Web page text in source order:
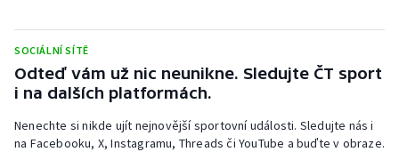
SOCIÁLNÍ SÍTĚ
Odteď vám už nic neunikne. Sledujte ČT sport
i na dalších platformách.
Nenechte si nikde ujít nejnovější sportovní události. Sledujte nás i
na Facebooku, X, Instagramu, Threads či YouTube a buďte v obraze.